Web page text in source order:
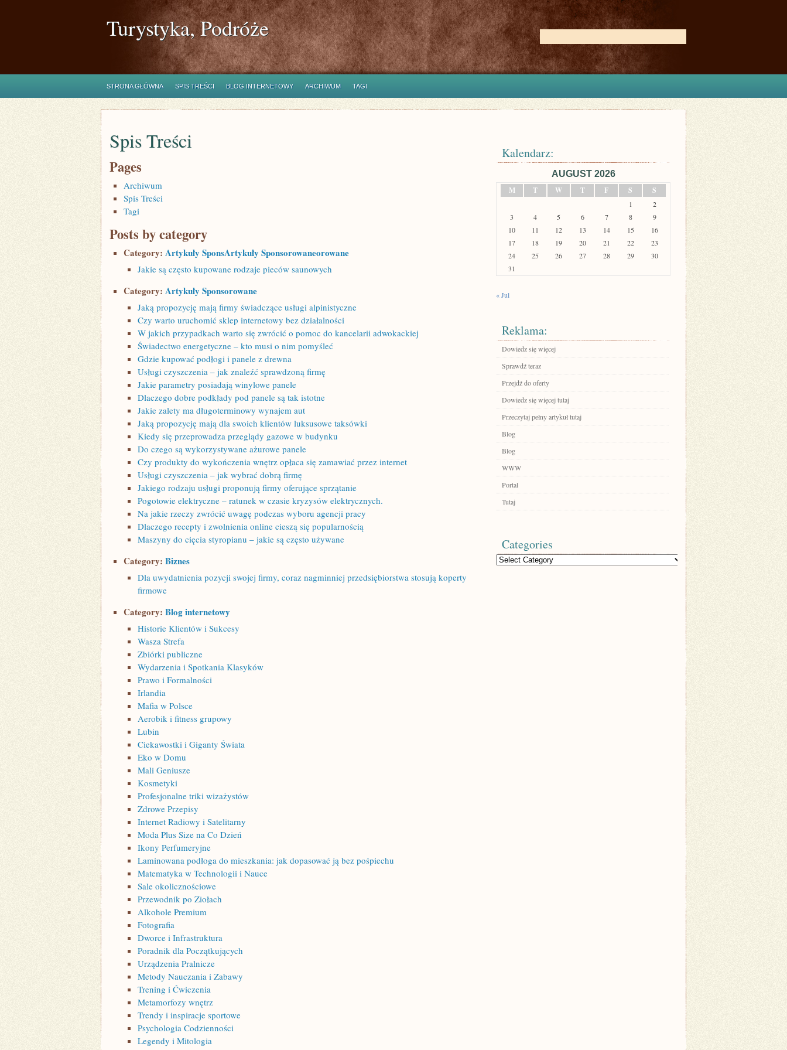
Turystyka, Podróże
STRONA GŁÓWNA SPIS TREŚCI BLOG INTERNETOWY ARCHIWUM TAGI
Spis Treści
Pages
Archiwum
Spis Treści
Tagi
Posts by category
Category: Artykuły SponsArtykuły Sponsorowaneorowane
Jakie są często kupowane rodzaje pieców saunowych
Category: Artykuły Sponsorowane
Jaką propozycję mają firmy świadczące usługi alpinistyczne
Czy warto uruchomić sklep internetowy bez działalności
W jakich przypadkach warto się zwrócić o pomoc do kancelarii adwokackiej
Świadectwo energetyczne – kto musi o nim pomyśleć
Gdzie kupować podłogi i panele z drewna
Usługi czyszczenia – jak znaleźć sprawdzoną firmę
Jakie parametry posiadają winylowe panele
Dlaczego dobre podkłady pod panele są tak istotne
Jakie zalety ma długoterminowy wynajem aut
Jaką propozycję mają dla swoich klientów luksusowe taksówki
Kiedy się przeprowadza przeglądy gazowe w budynku
Do czego są wykorzystywane ażurowe panele
Czy produkty do wykończenia wnętrz opłaca się zamawiać przez internet
Usługi czyszczenia – jak wybrać dobrą firmę
Jakiego rodzaju usługi proponują firmy oferujące sprzątanie
Pogotowie elektryczne – ratunek w czasie kryzysów elektrycznych.
Na jakie rzeczy zwrócić uwagę podczas wyboru agencji pracy
Dlaczego recepty i zwolnienia online cieszą się popularnością
Maszyny do cięcia styropianu – jakie są często używane
Category: Biznes
Dla uwydatnienia pozycji swojej firmy, coraz nagminniej przedsiębiorstwa stosują koperty
firmowe
Category: Blog internetowy
Historie Klientów i Sukcesy
Wasza Strefa
Zbiórki publiczne
Wydarzenia i Spotkania Klasyków
Prawo i Formalności
Irlandia
Mafia w Polsce
Aerobik i fitness grupowy
Lubin
Ciekawostki i Giganty Świata
Eko w Domu
Mali Geniusze
Kosmetyki
Profesjonalne triki wizażystów
Zdrowe Przepisy
Internet Radiowy i Satelitarny
Moda Plus Size na Co Dzień
Ikony Perfumeryjne
Laminowana podłoga do mieszkania: jak dopasować ją bez pośpiechu
Matematyka w Technologii i Nauce
Sale okolicznościowe
Przewodnik po Ziołach
Alkohole Premium
Fotografia
Dworce i Infrastruktura
Poradnik dla Początkujących
Urządzenia Pralnicze
Metody Nauczania i Zabawy
Trening i Ćwiczenia
Metamorfozy wnętrz
Trendy i inspiracje sportowe
Psychologia Codzienności
Legendy i Mitologia
Kalendarz:
AUGUST 2026
M
T W T F S S
1
2
3
4 5 6 7 8
9
10
11 12 13 14 15
16
17
18 19 20 21 22
23
24
25 26 27 28 29
30
31
« Jul
Reklama:
Dowiedz się więcej
Sprawdź teraz
Przejdź do oferty
Dowiedz się więcej tutaj
Przeczytaj pełny artykuł tutaj
Blog
Blog
WWW
Portal
Tutaj
Categories
Categories